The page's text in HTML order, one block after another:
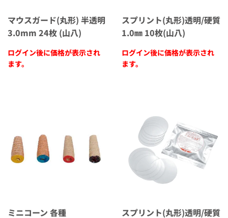
マウスガード(丸形) 半透明
3.0mm 24枚 (山八)
ログイン後に価格が表示され
ます。
スプリント(丸形)透明/硬質
1.0㎜ 10枚(山八)
ログイン後に価格が表示され
ます。
ミニコーン 各種
スプリント(丸形)透明/硬質